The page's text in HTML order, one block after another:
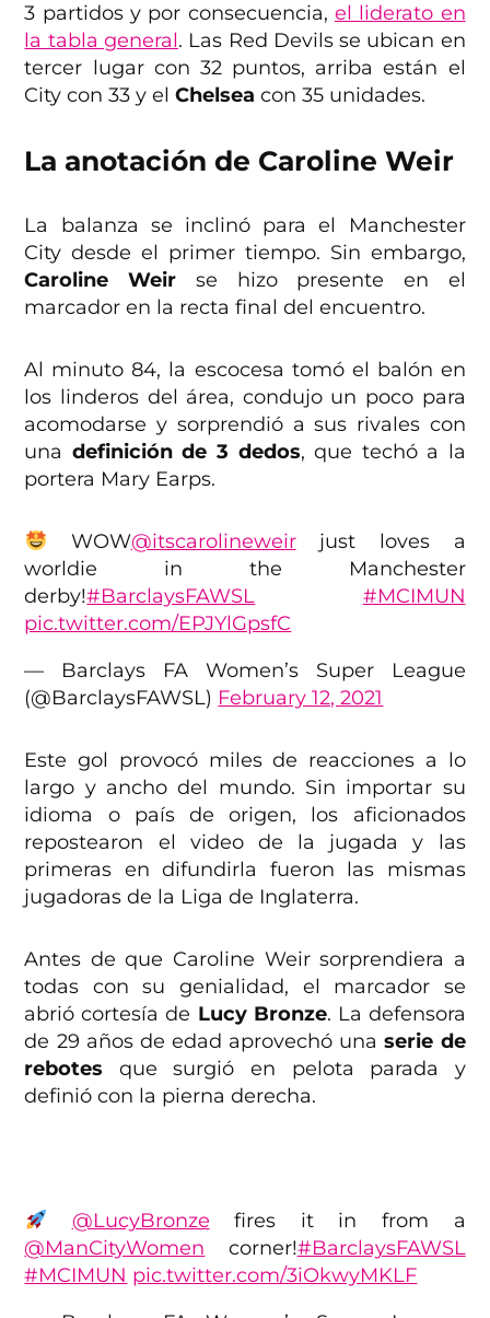
3 partidos y por consecuencia, el liderato en
la tabla general. Las Red Devils se ubican en
tercer lugar con 32 puntos, arriba están el
City con 33 y elChelsea con 35 unidades.
La anotación de Caroline Weir
La balanza se inclinó para el Manchester
City desde el primer tiempo. Sin embargo,
Caroline Weir se hizo presente en el
marcador en la recta final del encuentro.
Al minuto 84, la escocesa tomó el balón en
los linderos del área, condujo un poco para
acomodarse y sorprendió a sus rivales con
una definición de 3 dedos, que techó a la
portera Mary Earps.
WOW@itscarolineweirjust loves a
worldie in the Manchester
derby!#BarclaysFAWSL
#MCIMUN
pic.twitter.com/EPJYlGpsfC
— Barclays FA Women’s Super League
(@BarclaysFAWSL) February 12, 2021
Este gol provocó miles de reacciones a lo
largo y ancho del mundo. Sin importar su
idioma o país de origen, los aficionados
repostearon el video de la jugada y las
primeras en difundirla fueron las mismas
jugadoras de la Liga de Inglaterra.
Antes de que Caroline Weir sorprendiera a
todas con su genialidad, el marcador se
abrió cortesía de Lucy Bronze. La defensora
de 29 años de edad aprovechó una serie de
rebotes que surgió en pelota parada y
definió con la pierna derecha.
@LucyBronze fires it in from a
@ManCityWomen corner!#BarclaysFAWSL
#MCIMUN pic.twitter.com/3iOkwyMKLF